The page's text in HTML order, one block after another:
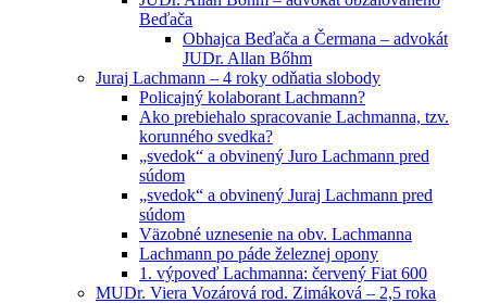
Beďača
Obhajca Beďača a Čermana – advokát
JUDr. Allan Bőhm
Juraj Lachmann – 4 roky odňatia slobody
Policajný kolaborant Lachmann?
Ako prebiehalo spracovanie Lachmanna, tzv.
korunného svedka?
„svedok“ a obvinený Juro Lachmann pred
súdom
„svedok“ a obvinený Juraj Lachmann pred
súdom
Väzobné uznesenie na obv. Lachmanna
Lachmann po páde železnej opony
1. výpoveď Lachmanna: červený Fiat 600
MUDr. Viera Vozárová rod. Zimáková – 2,5 roka